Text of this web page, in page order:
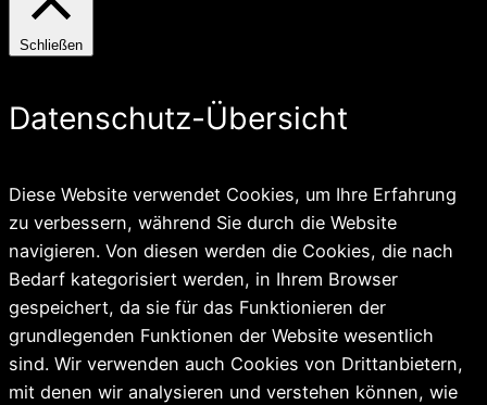
Schließen
Datenschutz-Übersicht
Diese Website verwendet Cookies, um Ihre Erfahrung
zu verbessern, während Sie durch die Website
navigieren. Von diesen werden die Cookies, die nach
Bedarf kategorisiert werden, in Ihrem Browser
gespeichert, da sie für das Funktionieren der
grundlegenden Funktionen der Website wesentlich
sind. Wir verwenden auch Cookies von Drittanbietern,
mit denen wir analysieren und verstehen können, wie